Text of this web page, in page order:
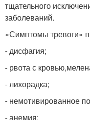
тщательного
заболеваний.
«Симптомы тревоги»
- дисфагия;
- рвота с
- лихорадка;
- немотивированное
- анемия;